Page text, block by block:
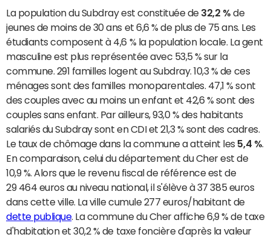
La population du Subdray est constituée de 32,2 % de
jeunes de moins de 30 ans et 6,6 % de plus de 75 ans. Les
étudiants composent à 4,6 % la population locale. La gent
masculine est plus représentée avec 53,5 % sur la
commune. 291 familles logent au Subdray. 10,3 % de ces
ménages sont des familles monoparentales. 47,1 % sont
des couples avec au moins un enfant et 42,6 % sont des
couples sans enfant. Par ailleurs, 93,0 % des habitants
salariés du Subdray sont en CDI et 21,3 % sont des cadres.
Le taux de chômage dans la commune a atteint les 5,4 %.
En comparaison, celui du département du Cher est de
10,9 %. Alors que le revenu fiscal de référence est de
29 464 euros au niveau national, il s'élève à 37 385 euros
dans cette ville. La ville cumule 277 euros/habitant de
dette publique. La commune du Cher affiche 6,9 % de taxe
d'habitation et 30,2 % de taxe foncière d'après la valeur